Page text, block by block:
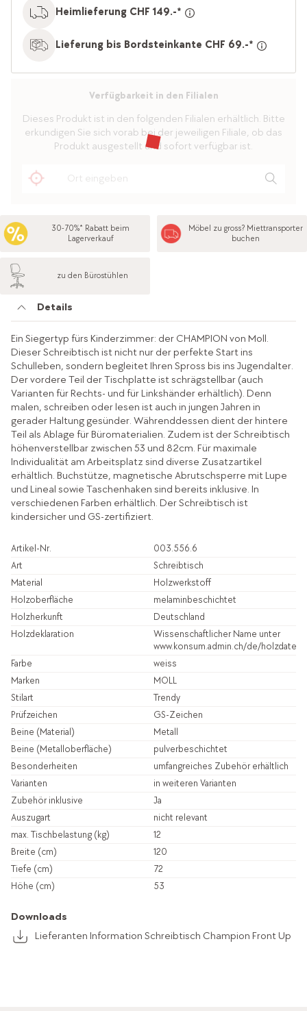
Heimlieferung CHF 149.-*
Lieferung bis Bordsteinkante CHF 69.-*
Verfügbarkeit in den Filialen
Dieses Produkt ist in den folgenden Filialen erhältlich. Bitte
erkundigen Sie sich vorab bei der jeweiligen Filiale, ob das
Produkt ausgestellt und sofort verfügbar ist.
30-70%* Rabatt beim
Lagerverkauf
Möbel zu gross? Miettransporter
buchen
zu den Bürostühlen
Details
Ein Siegertyp fürs Kinderzimmer: der CHAMPION von Moll.
Dieser Schreibtisch ist nicht nur der perfekte Start ins
Schulleben, sondern begleitet Ihren Spross bis ins Jugendalter.
Der vordere Teil der Tischplatte ist schrägstellbar (auch
Varianten für Rechts- und für Linkshänder erhältlich). Denn
malen, schreiben oder lesen ist auch in jungen Jahren in
gerader Haltung gesünder. Währenddessen dient der hintere
Teil als Ablage für Büromaterialien. Zudem ist der Schreibtisch
höhenverstellbar zwischen 53 und 82cm. Für maximale
Individualität am Arbeitsplatz sind diverse Zusatzartikel
erhältlich. Buchstütze, magnetische Abrutschsperre mit Lupe
und Lineal sowie Taschenhaken sind bereits inklusive. In
verschiedenen Farben erhältlich. Der Schreibtisch ist
kindersicher und GS-zertifiziert.
Artikel-Nr.
003.556.6
Art
Schreibtisch
Material
Holzwerkstoff
Holzoberfläche
melaminbeschichtet
Holzherkunft
Deutschland
Holzdeklaration
Wissenschaftlicher Name unter
www.konsum.admin.ch/de/
Farbe
weiss
Marken
MOLL
Stilart
Trendy
Prüfzeichen
GS-Zeichen
Beine (Material)
Metall
Beine (Metalloberfläche)
pulverbeschichtet
Besonderheiten
umfangreiches Zubehör erhältlich
Varianten
in weiteren Varianten
Zubehör inklusive
Ja
Auszugart
nicht relevant
max. Tischbelastung (kg)
12
Breite (cm)
120
Tiefe (cm)
72
Höhe (cm)
53
Downloads
Lieferanten Information Schreibtisch Champion Front Up